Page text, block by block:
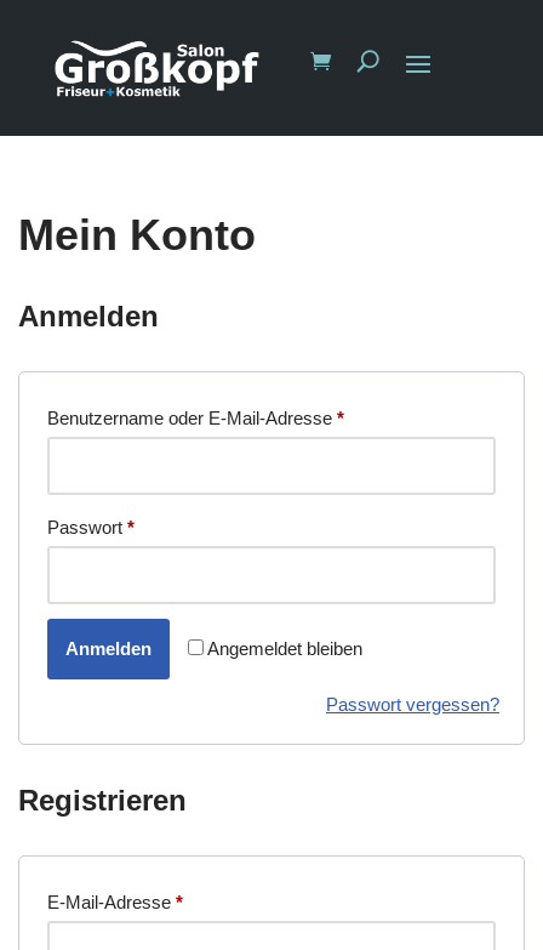
Mein Konto
Anmelden
Benutzername oder E-Mail-Adresse *Erforderlich
Passwort *Erforderlich
Angemeldet bleiben
Anmelden
Passwort vergessen?
Registrieren
E-Mail-Adresse *Erforderlich